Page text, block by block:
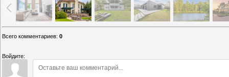
Всего комментариев: 0
Войдите: